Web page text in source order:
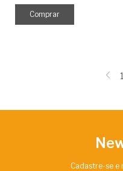
1
Cadastre-se e